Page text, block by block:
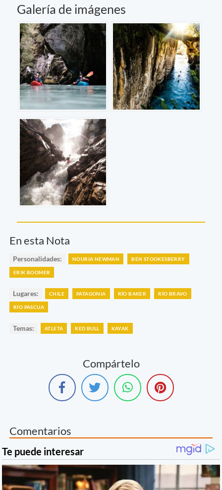
Galería de imágenes
En esta Nota
Personalidades: NOURIA NEWMAN BEN STOOKESBERRY
ERIK BOOMER
Lugares: CHILE PATAGONIA RÍO BAKER RÍO BRAVO
RÍO PASCUA
Temas: ATLETA RED BULL KAYAK
Compártelo
Comentarios